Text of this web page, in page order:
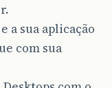
a sua aplicação
com sua